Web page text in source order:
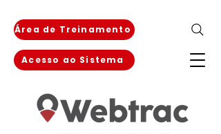
Área de Treinamento
Acesso ao Sistema